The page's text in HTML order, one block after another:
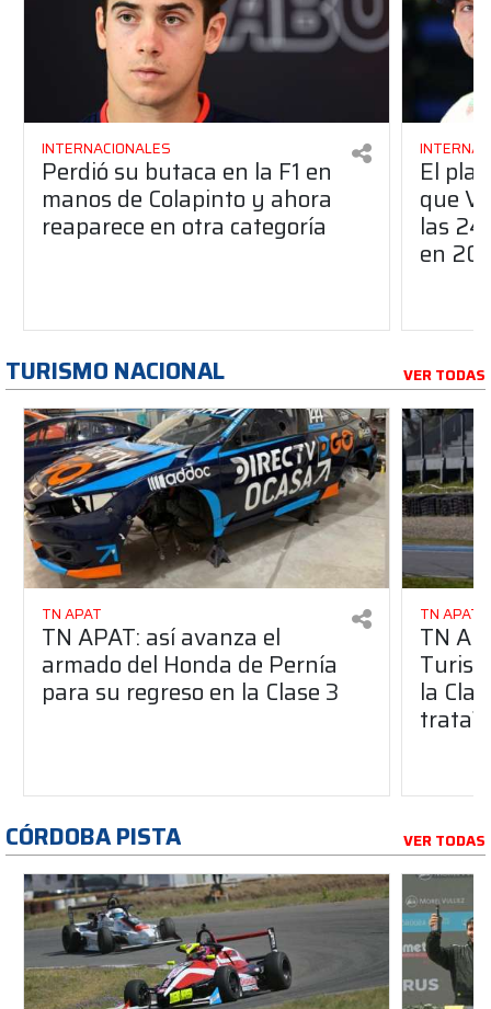
INTERNACIONALES
Perdió su butaca en la F1 en
manos de Colapinto y ahora
reaparece en otra categoría
El
que
las
en
TURISMO NACIONAL VER TODAS
TN APAT
TN APAT: así avanza el
armado del Honda de Pernía
para su regreso en la Clase 3
TN APAT
TN
la
trata?
CÓRDOBA PISTA VER TODAS